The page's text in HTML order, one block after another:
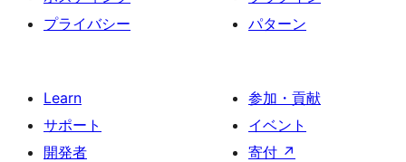
プライバシー
パターン
Learn
サポート
開発者
参加・貢献
イベント
寄付 ↗